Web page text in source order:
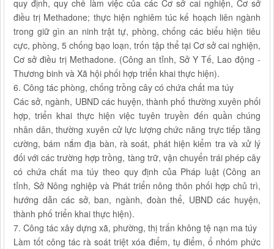
quy định, quy chế làm việc của các Cơ sở cai nghiện, Cơ sở
điều trị Methadone; thực hiện nghiêm túc kế hoạch liên ngành
trong giữ gìn an ninh trật tự, phòng, chống các biểu hiện tiêu
cực, phòng, 5 chống bạo loạn, trốn tập thể tại Cơ sở cai nghiện,
Cơ sở điều trị Methadone. (Công an tỉnh, Sở Y Tế, Lao động -
Thương binh và Xã hội phối hợp triển khai thực hiện).
6. Công tác phòng, chống trồng cây có chứa chất ma túy
Các sở, ngành, UBND các huyện, thành phố thường xuyên phối
hợp, triển khai thực hiện việc tuyên truyền đến quần chúng
nhân dân, thường xuyên cử lực lượng chức năng trực tiếp tăng
cường, bám nắm địa bàn, rà soát, phát hiện kiểm tra và xử lý
đối với các trường hợp trồng, tàng trữ, vận chuyển trái phép cây
có chứa chất ma túy theo quy định của Pháp luật (Công an
tỉnh, Sở Nông nghiệp và Phát triển nông thôn phối hợp chủ trì,
hướng dẫn các sở, ban, ngành, đoàn thể, UBND các huyện,
thành phố triển khai thực hiện).
7. Công tác xây dựng xã, phường, thị trấn không tệ nạn ma túy
Làm tốt công tác rà soát triệt xóa điểm, tụ điểm, ổ nhóm phức